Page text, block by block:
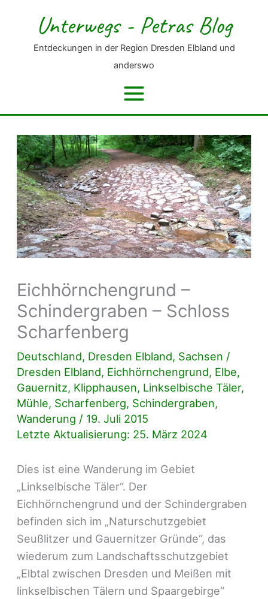
springen
Unterwegs - Petras Blog
Entdeckungen in der Region Dresden Elbland und
anderswo
Eichhörnchengrund –
Schindergraben – Schloss
Scharfenberg
Deutschland, Dresden Elbland, Sachsen /
Dresden Elbland, Eichhörnchengrund, Elbe,
Gauernitz, Klipphausen, Linkselbische Täler,
Mühle, Scharfenberg, Schindergraben,
Wanderung / 19. Juli 2015
Letzte Aktualisierung: 25. März 2024
Dies ist eine Wanderung im Gebiet
„Linkselbische Täler“. Der
Eichhörnchengrund und der Schindergraben
befinden sich im „Naturschutzgebiet
Seußlitzer und Gauernitzer Gründe“, das
wiederum zum Landschaftsschutzgebiet
„Elbtal zwischen Dresden und Meißen mit
linkselbischen Tälern und Spaargebirge“